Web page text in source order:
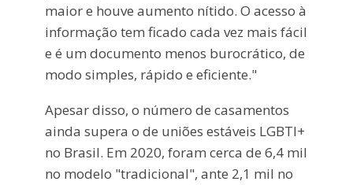
maior e houve aumento nítido. O acesso à
informação tem ficado cada vez mais fácil
e é um documento menos burocrático, de
modo simples, rápido e eficiente."
Apesar disso, o número de casamentos
ainda supera o de uniões estáveis LGBTI+
no Brasil. Em 2020, foram cerca de 6,4 mil
no modelo "tradicional", ante 2,1 mil no